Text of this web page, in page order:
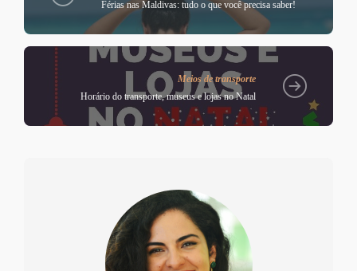
Férias nas Maldivas: tudo o que você precisa saber!
Meios de transporte
Horário do transporte, museus e lojas no Natal